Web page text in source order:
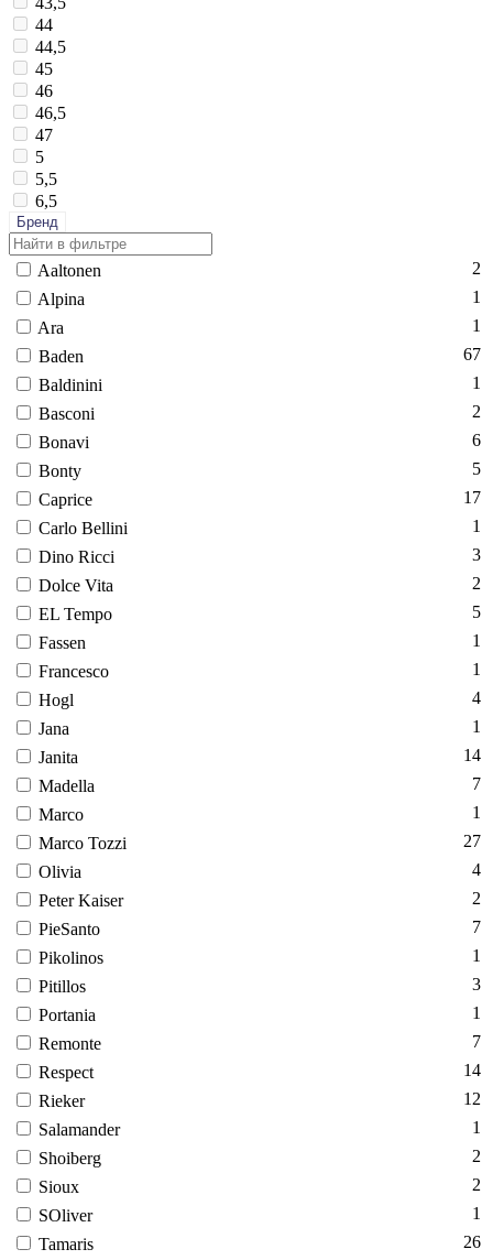
44
44,5
45
46
46,5
47
5
5,5
6,5
Бренд
Aal­to­nen
2
Al­pi­na
1
Ara
1
Ba­den
67
Bal­di­nini
1
Bas­co­ni
2
Bo­navi
6
Bon­ty
5
Cap­ri­ce
17
Car­lo Bel­li­ni
1
Di­no Ric­ci
3
Dol­ce Vi­ta
2
EL Tem­po
5
Fas­sen
1
Fran­cesco
1
Hogl
4
Ja­na
1
Ja­nita
14
Ma­del­la
7
Mar­co
1
Mar­co Toz­zi
27
Oli­via
4
Pe­ter Ka­iser
2
Pi­eSan­to
7
Pi­koli­nos
1
Pi­til­los
3
Por­ta­nia
1
Re­mon­te
7
Res­pect
14
Ri­eker
12
Sa­laman­der
1
Sho­iberg
2
Si­oux
2
SO­liver
1
Ta­maris
26